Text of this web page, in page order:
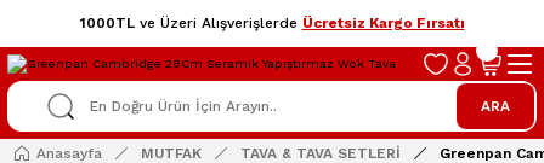
1000TLve Üzeri Alışverişlerde Ücretsiz Kargo Fırsatı
ARA
Anasayfa MUTFAK TAVA & TAVA SETLERİ Greenpan